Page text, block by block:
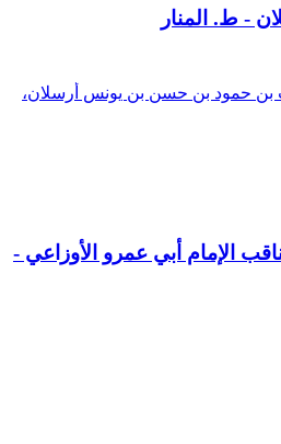
- ط. المنار
بن حمود بن حسن بن يونس أرسلان،
الإمام أبي عمرو الأوزاعي -